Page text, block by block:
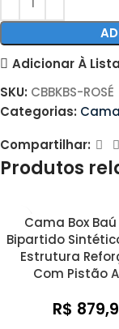
Adicionar À
SKU: CBBKBS-ROSÉ
Categorias:
Compartilhar:
Produtos
Cama Box
Bipartido
Estrutura
Com Pistão
R$